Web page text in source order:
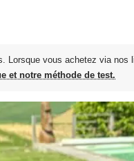
Lorsque vous achetez via nos
et notre méthode de test.